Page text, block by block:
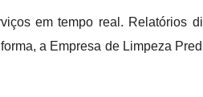
em tempo real. Relatórios
a Empresa de Limpeza